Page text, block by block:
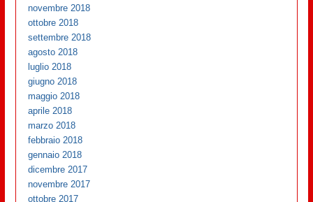
novembre 2018
ottobre 2018
settembre 2018
agosto 2018
luglio 2018
giugno 2018
maggio 2018
aprile 2018
marzo 2018
febbraio 2018
gennaio 2018
dicembre 2017
novembre 2017
ottobre 2017